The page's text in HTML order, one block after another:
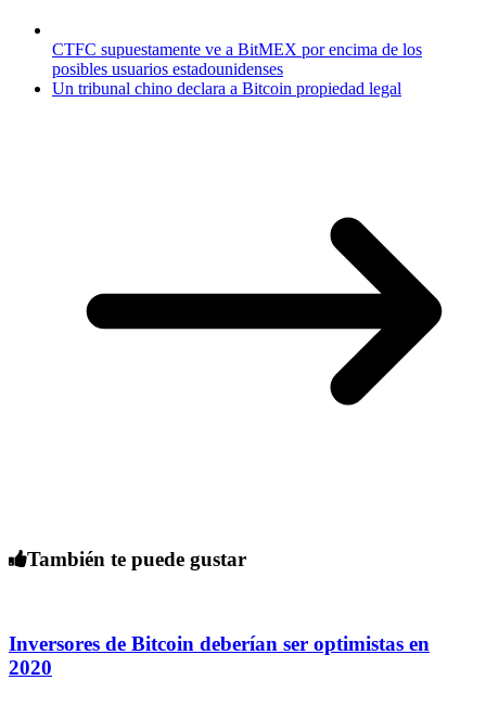
CTFC supuestamente ve a BitMEX por encima de los
posibles usuarios estadounidenses
Un tribunal chino declara a Bitcoin propiedad legal
También te puede gustar
Inversores de Bitcoin deberían ser optimistas en
2020